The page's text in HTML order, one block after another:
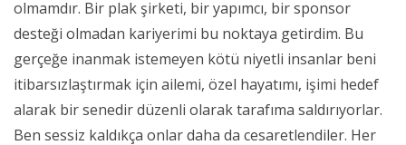
olmamdır. Bir plak şirketi, bir yapımcı, bir sponsor
desteği olmadan kariyerimi bu noktaya getirdim. Bu
gerçeğe inanmak istemeyen kötü niyetli insanlar beni
itibarsızlaştırmak için ailemi, özel hayatımı, işimi hedef
alarak bir senedir düzenli olarak tarafıma saldırıyorlar.
Ben sessiz kaldıkça onlar daha da cesaretlendiler. Her